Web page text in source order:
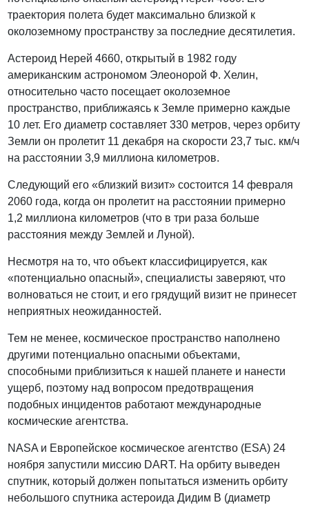
траектория полета будет максимально близкой к
околоземному пространству за последние десятилетия.
Астероид Нерей 4660, открытый в 1982 году
американским астрономом Элеонорой Ф. Хелин,
относительно часто посещает околоземное
пространство, приближаясь к Земле примерно каждые
10 лет. Его диаметр составляет 330 метров, через орбиту
Земли он пролетит 11 декабря на скорости 23,7 тыс. км/ч
на расстоянии 3,9 миллиона километров.
Следующий его «близкий визит» состоится 14 февраля
2060 года, когда он пролетит на расстоянии примерно
1,2 миллиона километров (что в три раза больше
расстояния между Землей и Луной).
Несмотря на то, что объект классифицируется, как
«потенциально опасный», специалисты заверяют, что
волноваться не стоит, и его грядущий визит не принесет
неприятных неожиданностей.
Тем не менее, космическое пространство наполнено
другими потенциально опасными объектами,
способными приблизиться к нашей планете и нанести
ущерб, поэтому над вопросом предотвращения
подобных инцидентов работают международные
космические агентства.
NASA и Европейское космическое агентство (ESA) 24
ноября запустили миссию DART. На орбиту выведен
спутник, который должен попытаться изменить орбиту
небольшого спутника астероида Дидим В (диаметр